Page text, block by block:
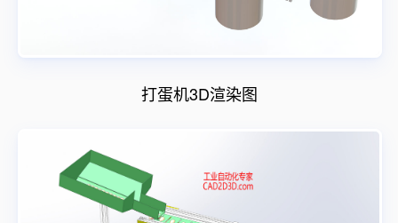
打蛋机3D渲染图